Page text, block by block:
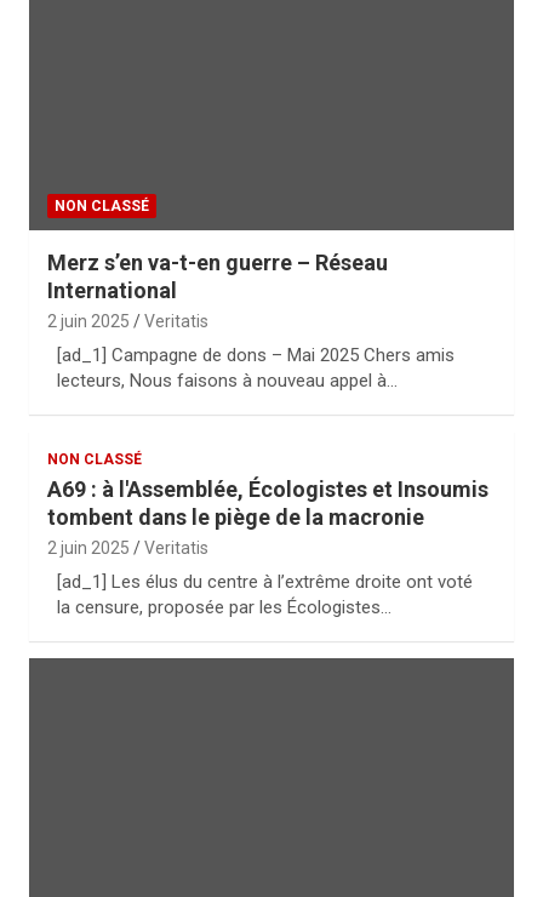
NON CLASSÉ
Merz s’en va-t-en guerre – Réseau
International
2 juin 2025 Veritatis
[ad_1] Campagne de dons – Mai 2025 Chers amis
lecteurs, Nous faisons à nouveau appel à…
NON CLASSÉ
A69 : à l'Assemblée, Écologistes et Insoumis
tombent dans le piège de la macronie
2 juin 2025 Veritatis
[ad_1] Les élus du centre à l’extrême droite ont voté
la censure, proposée par les Écologistes…